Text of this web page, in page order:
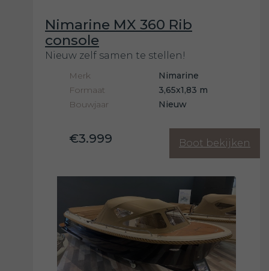
Nimarine MX 360 Rib
console
Nieuw zelf samen te stellen!
Merk
Nimarine
Formaat
3,65x1,83 m
Bouwjaar
Nieuw
€3.999 Boot bekijken